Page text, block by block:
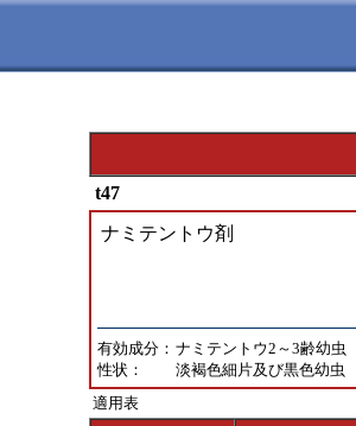
t47
ナミテントウ剤
有効成分： ナミテントウ2～3齢幼虫
性状：
淡褐色細片及び黒色幼虫
適用表